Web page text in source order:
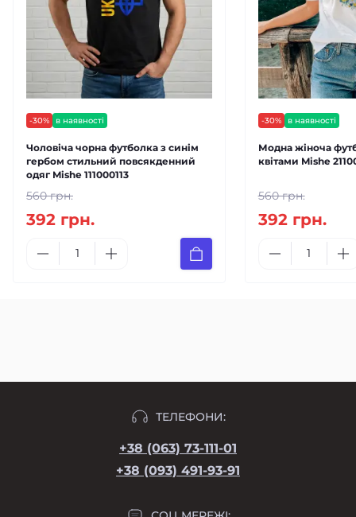
-30% в наявності
Чоловіча чорна футболка з синім
гербом стильний повсякденний
одяг Mishe 111000113
560 грн.
392 грн.
-30% в наявності
Модна жіноча
квітами Mishe
560 грн.
392 грн.
ТЕЛЕФОНИ:
+38 (063) 73-111-01
+38 (093) 491-93-91